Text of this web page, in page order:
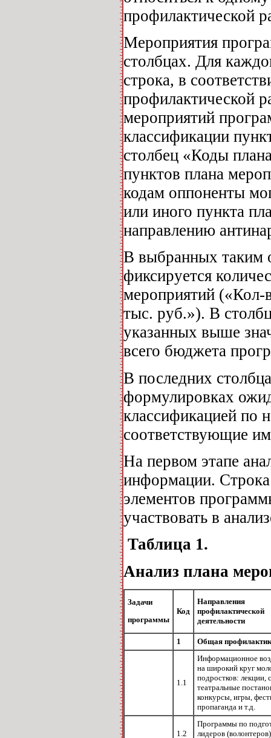
профилактической
Мероприятия
столбцах. Для
строка, в
профилактической
мероприятий
классификации
столбец «Коды
пунктов плана
кодам оппоненты
или иного пункта
направлению
В выбранных таким
фиксируется
мероприятий («Кол-
тыс. руб.»). В
указанных выше
всего бюджета
В последних
формулировках
классификацией по
соответствующие
На первом этапе
информации. Строка
элементов
участвовать в
Таблица 1.
Анализ плана
Задачи
программы
Код
Направления
профилактической
деятельности
1 Общая
1.1
Информационное
на широкий круг
подростков: лекции,
театральные
конкурсы, игры,
пропаганда и т.д.
1.2
Программы по
лидеров